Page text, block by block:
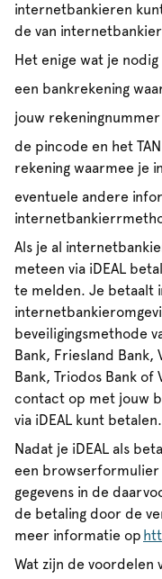
internetbankieren
de van
Het enige wat je
een bankrekening
jouw
de pincode en het
rekening waarmee je
eventuele andere
Als je al
meteen via iDEAL
te melden. Je betaalt
beveiligingsmethode
Bank, Friesland Bank,
Bank, Triodos Bank of
contact op met jouw
via iDEAL kunt betalen.
Nadat je iDEAL als
een browserformulier
gegevens in de
de betaling door de
meer informatie op
Wat zijn de voordelen